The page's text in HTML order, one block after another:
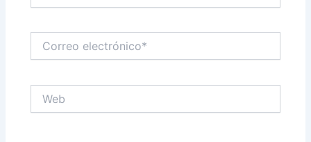
electrónico*